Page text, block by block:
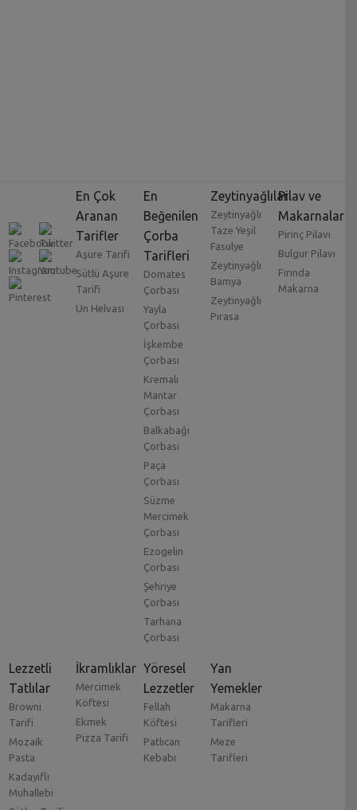
En Çok
Aranan
Tarifler
Aşure Tarifi
Sütlü Aşure
Tarifi
Un Helvası
En
Beğenilen
Çorba
Tarifleri
Domates
Çorbası
Yayla
Çorbası
İşkembe
Çorbası
Kremalı
Mantar
Çorbası
Balkabağı
Çorbası
Paça
Çorbası
Süzme
Mercimek
Çorbası
Ezogelin
Çorbası
Şehriye
Çorbası
Tarhana
Çorbası
Zeytinyağlılar
Zeytinyağlı
Taze Yeşil
Fasulye
Zeytinyağlı
Bamya
Zeytinyağlı
Pırasa
Pilav ve
Makarnalar
Pirinç Pilavı
Bulgur Pilavı
Fırında
Makarna
Lezzetli
Tatlılar
Browni
Tarifi
Mozaik
Pasta
Kadayıflı
Muhallebi
İkramlıklar
Mercimek
Köftesi
Ekmek
Pizza Tarifi
Yöresel
Lezzetler
Fellah
Köftesi
Patlıcan
Kebabı
Yan
Yemekler
Makarna
Tarifleri
Meze
Tarifleri